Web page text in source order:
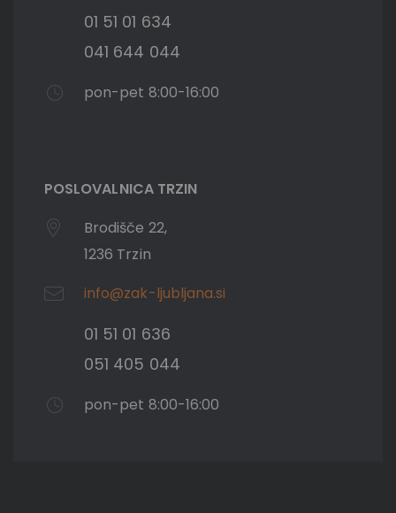
01 51 01 634
041 644 044
pon-pet 8:00-16:00
POSLOVALNICA TRZIN
Brodišče 22,
1236 Trzin
info@zak-ljubljana.si
01 51 01 636
051 405 044
pon-pet 8:00-16:00